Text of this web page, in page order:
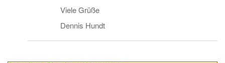
Viele Grüße
Dennis Hundt